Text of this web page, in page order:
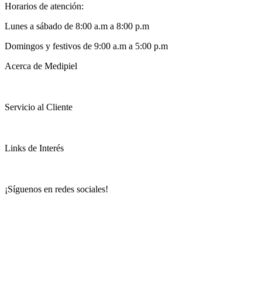
Horarios de atención:
Lunes a sábado de 8:00 a.m a 8:00 p.m
Domingos y festivos de 9:00 a.m a 5:00 p.m
Acerca de Medipiel
Servicio al Cliente
Links de Interés
¡Síguenos en redes sociales!